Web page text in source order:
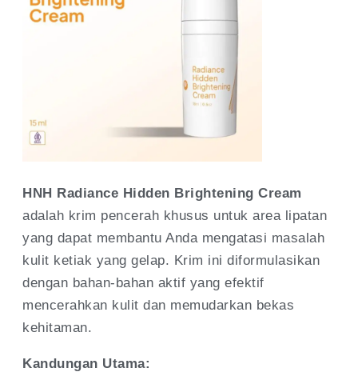
HNH Radiance Hidden Brightening Cream
adalah krim pencerah khusus untuk area lipatan
yang dapat membantu Anda mengatasi masalah
kulit ketiak yang gelap. Krim ini diformulasikan
dengan bahan-bahan aktif yang efektif
mencerahkan kulit dan memudarkan bekas
kehitaman.
Kandungan Utama: